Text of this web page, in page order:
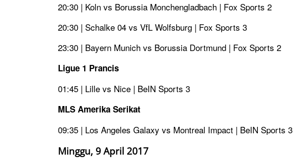
20:30 | Koln vs Borussia Monchengladbach | Fox Sports 2
20:30 | Schalke 04 vs VfL Wolfsburg | Fox Sports 3
23:30 | Bayern Munich vs Borussia Dortmund | Fox Sports 2
Ligue 1 Prancis
01:45 | Lille vs Nice | BeIN Sports 3
MLS Amerika Serikat
09:35 | Los Angeles Galaxy vs Montreal Impact | BeIN Sports 3
Minggu, 9 April 2017